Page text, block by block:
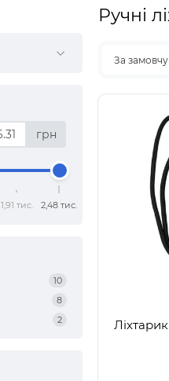
грн
1,91 тис. 2,48 тис.
10
8
2
Ручні
За